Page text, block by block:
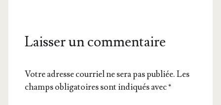
Laisser un commentaire
Votre adresse courriel ne sera pas publiée.Les
champs obligatoires sont indiqués avec*